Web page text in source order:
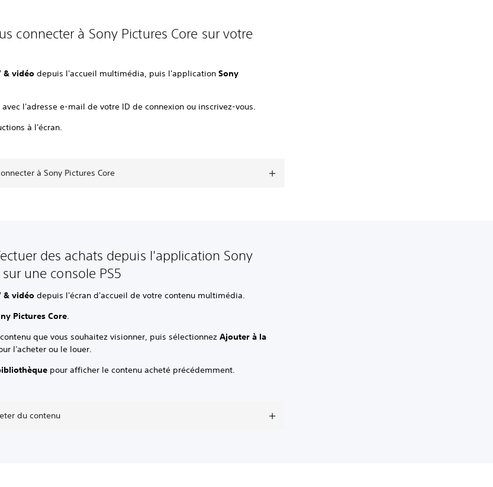
connecter à Sony Pictures Core sur votre
& vidéodepuis l'accueil multimédia, puis l'applicationSony
avec l'adresse e-mail de votre ID de connexion ou inscrivez-vous.
à l'écran.
à Sony Pictures Core
des achats depuis l'application Sony
une console PS5
& vidéo depuis l'écran d'accueil de votre contenu multimédia.
Pictures Core.
que vous souhaitez visionner, puis sélectionnezAjouter à la
l'acheter ou le louer.
pour afficher le contenu acheté précédemment.
du contenu